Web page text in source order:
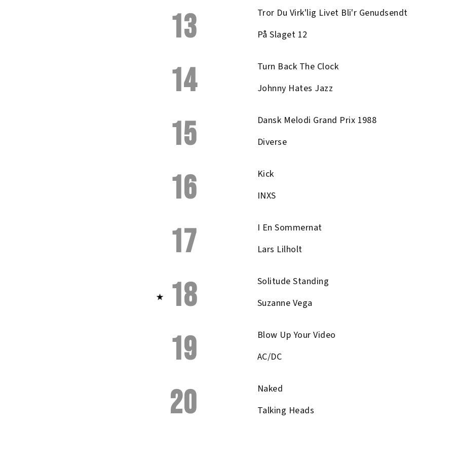
13
Tror Du Virk'lig Livet Bli'r Genudsendt
På Slaget 12
14
Turn Back The Clock
Johnny Hates Jazz
15
Dansk Melodi Grand Prix 1988
Diverse
16
Kick
INXS
17
I En Sommernat
Lars Lilholt
18
Solitude Standing
Suzanne Vega
19
Blow Up Your Video
AC/DC
20
Naked
Talking Heads